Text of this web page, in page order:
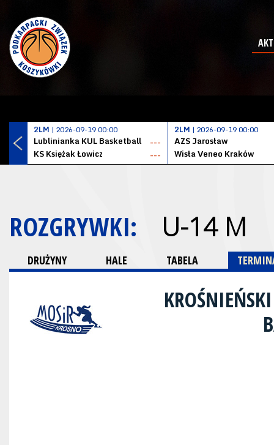
2LM | 2026-09-19 00:00
Lublinianka KUL Basketball
---
KS Księżak Łowicz
---
2LM | 2026-09-19 00:00
AZS Jarosław
Wisła Veneo Kraków
ROZGRYWKI: U-14 M
DRUŻYNY HALE TABELA